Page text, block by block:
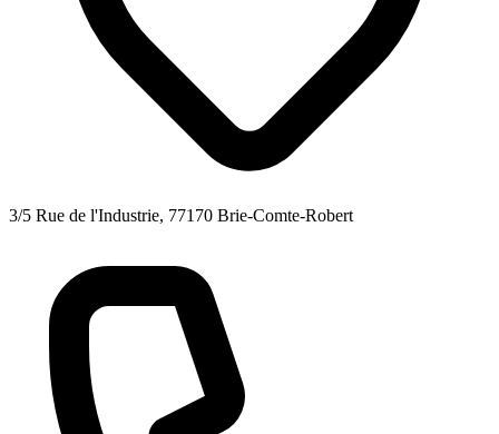
3/5 Rue de l'Industrie, 77170 Brie-Comte-Robert